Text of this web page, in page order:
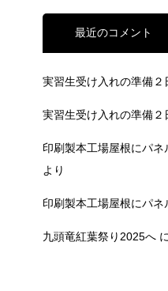
最近のコメント
実習生受け入れの準備２
実習生受け入れの準備２
印刷製本工場屋根にパネ
より
印刷製本工場屋根にパネ
九頭竜紅葉祭り2025へ に